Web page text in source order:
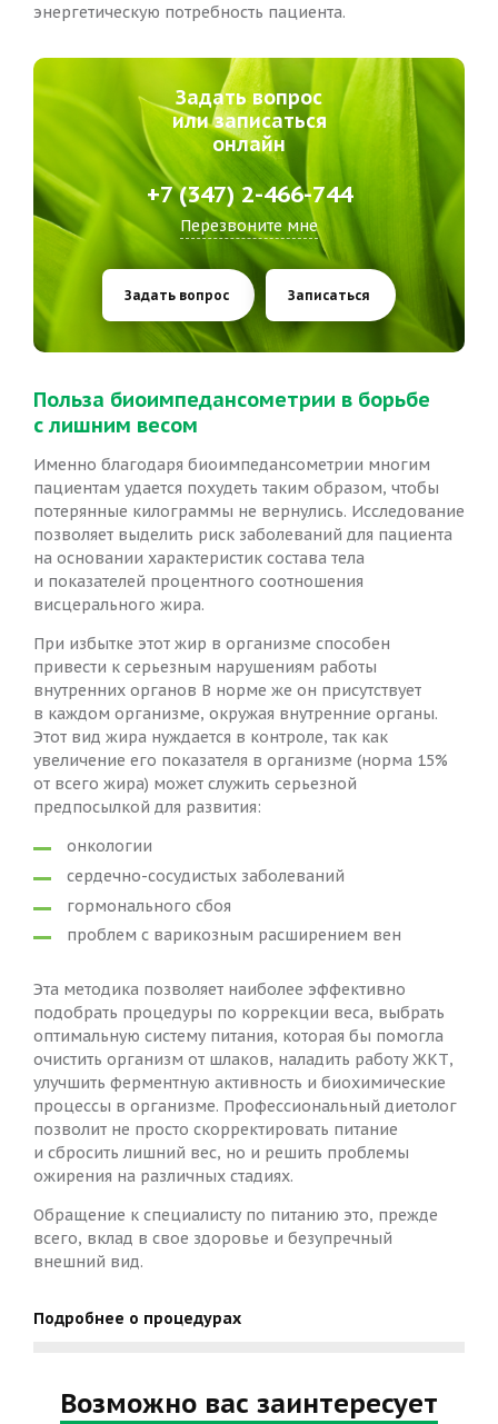
энергетическую потребность пациента.
Задать вопрос
или записаться
онлайн
+7 (347) 2-466-744
Перезвоните мне
Задать вопрос Записаться
Польза биоимпедансометрии в борьбе
с лишним весом
Именно благодаря биоимпедансометрии многим
пациентам удается похудеть таким образом, чтобы
потерянные килограммы не вернулись. Исследование
позволяет выделить риск заболеваний для пациента
на основании характеристик состава тела
и показателей процентного соотношения
висцерального жира.
При избытке этот жир в организме способен
привести к серьезным нарушениям работы
внутренних органов В норме же он присутствует
в каждом организме, окружая внутренние органы.
Этот вид жира нуждается в контроле, так как
увеличение его показателя в организме (норма 15%
от всего жира) может служить серьезной
предпосылкой для развития:
онкологии
сердечно-сосудистых заболеваний
гормонального сбоя
проблем с варикозным расширением вен
Эта методика позволяет наиболее эффективно
подобрать процедуры по коррекции веса, выбрать
оптимальную систему питания, которая бы помогла
очистить организм от шлаков, наладить работу ЖКТ,
улучшить ферментную активность и биохимические
процессы в организме. Профессиональный диетолог
позволит не просто скорректировать питание
и сбросить лишний вес, но и решить проблемы
ожирения на различных стадиях.
Обращение к специалисту по питанию это, прежде
всего, вклад в свое здоровье и безупречный
внешний вид.
Подробнее о процедурах
Возможно вас заинтересует